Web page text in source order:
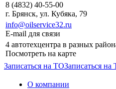
8 (4832) 40-55-00
г. Брянск, ул. Кубяка, 79
info@oilservice32.ru
E-mail для связи
4 автотехцентра в разных
Посмотреть на карте
Записаться на ТОЗаписаться на
О компании